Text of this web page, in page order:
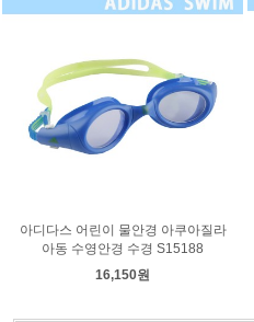
아디다스 어린이 물안경 아쿠아질라
아동 수영안경 수경 S15188
16,150원